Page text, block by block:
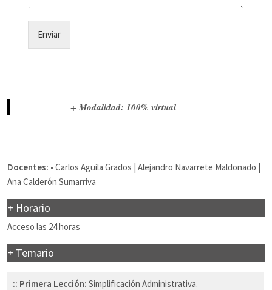
Enviar
+Modalidad: 100% virtual
Docentes: • Carlos Aguila Grados | Alejandro Navarrete Maldonado |
Ana Calderón Sumarriva
+ Horario
Acceso las 24 horas
+ Temario
:: Primera Lección: Simplificación Administrativa.